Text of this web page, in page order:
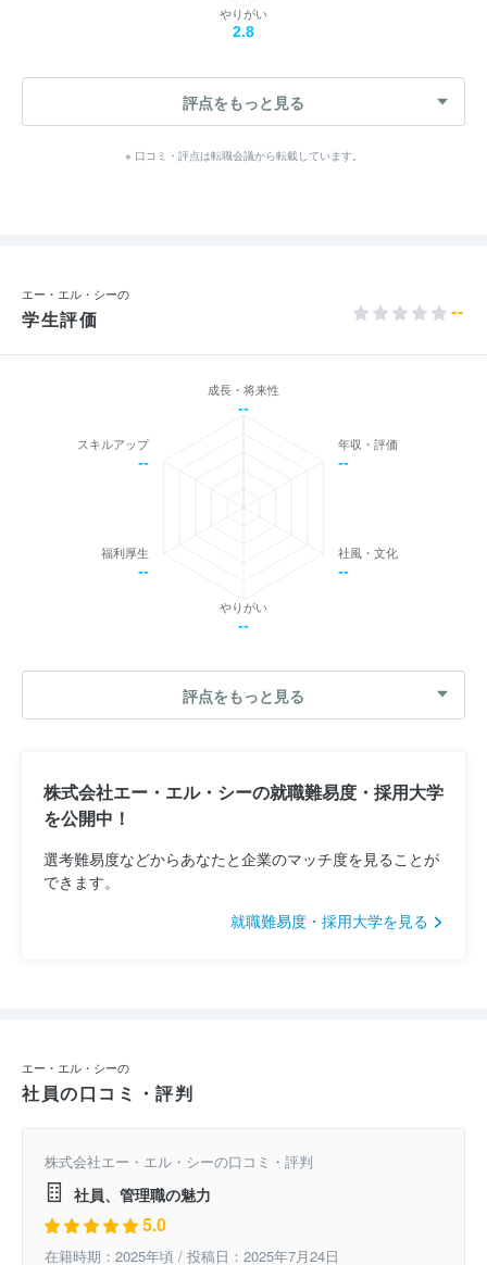
やりがい
2.8
評点をもっと見る
※ 口コミ・評点は転職会議から転載しています。
エー・エル・シーの
学生評価 --
成長・将来性
--
年収・評価
--
社風・文化
--
やりがい
--
福利厚生
--
スキルアップ
--
評点をもっと見る
株式会社エー・エル・シーの就職難易度・採用大学
を公開中！
選考難易度などからあなたと企業のマッチ度を見ることが
できます。
就職難易度・採用大学を見る
エー・エル・シーの
社員の口コミ・評判
株式会社エー・エル・シーの口コミ・評判
社員、管理職の魅力
5.0
在籍時期：2025年頃 / 投稿日：2025年7月24日